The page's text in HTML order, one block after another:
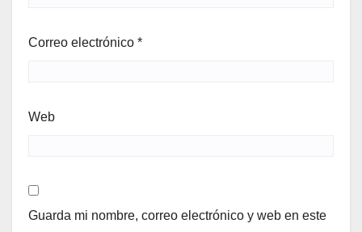
Correo electrónico *
Web
Guarda mi nombre, correo electrónico y web en este